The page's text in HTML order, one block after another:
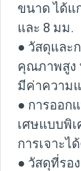
ขนาด ได้แ
และ 8 มม.
● วัสดุและ
คุณภาพสูง
มีค่าความ
● การออก
เศษแบบพิ
การเจาะไ
● วัสดุที่รอ